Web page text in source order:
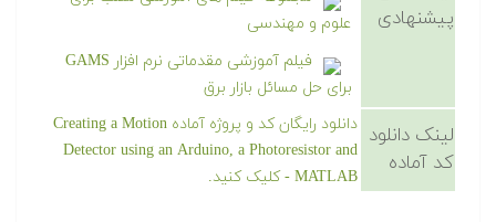
پیشنهادی
علوم و مهندسی
فیلم آموزشی مقدماتی نرم افزار GAMS
برای حل مسائل بازار برق
لینک دانلود
کد آماده
دانلود رایگان کد و پروژه آماده Creating a Motion
Detector using an Arduino, a Photoresistor and
MATLAB - کلیک کنید.